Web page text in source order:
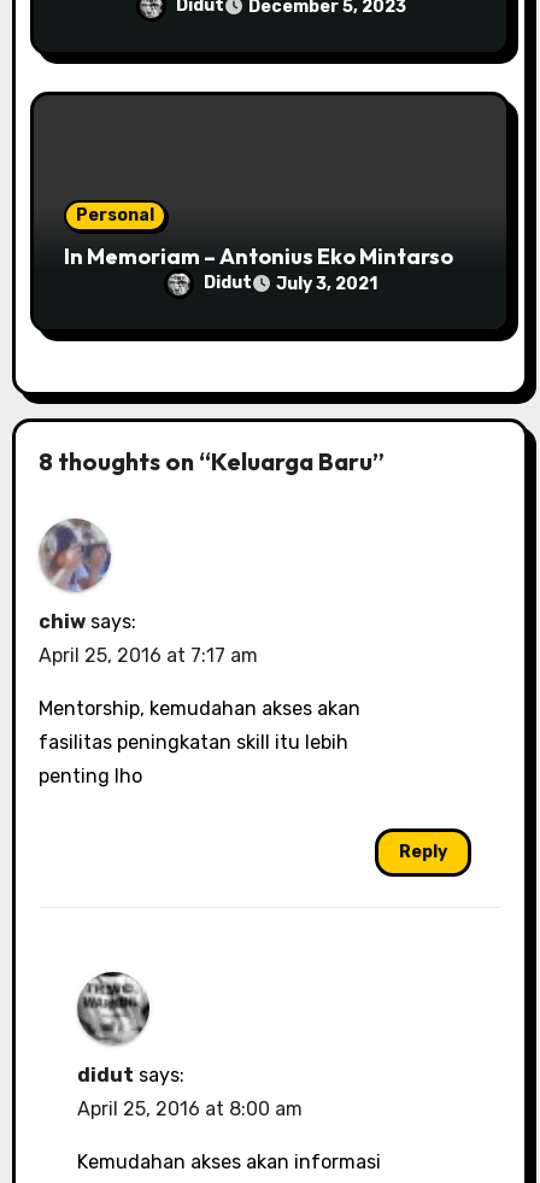
Didut December 5, 2023
Personal
In Memoriam – Antonius Eko Mintarso
Didut July 3, 2021
8 thoughts on “Keluarga Baru”
chiw says:
April 25, 2016 at 7:17 am
Mentorship, kemudahan akses akan
fasilitas peningkatan skill itu lebih
penting lho
Reply
didut says:
April 25, 2016 at 8:00 am
Kemudahan akses akan informasi